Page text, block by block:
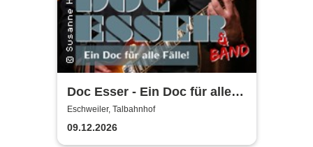
Doc Esser - Ein Doc für alle
Fälle
Eschweiler, Talbahnhof
09.12.2026